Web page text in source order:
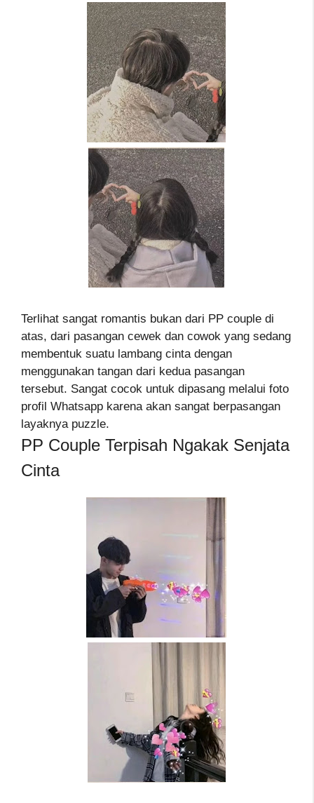
Terlihat sangat romantis bukan dari PP couple di
atas, dari pasangan cewek dan cowok yang sedang
membentuk suatu lambang cinta dengan
menggunakan tangan dari kedua pasangan
tersebut. Sangat cocok untuk dipasang melalui foto
profil Whatsapp karena akan sangat berpasangan
layaknya puzzle.
PP Couple Terpisah Ngakak Senjata
Cinta